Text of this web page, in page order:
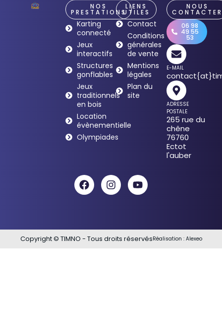
NOS
PRESTATIONS
Karting
connecté
Jeux
interactifs
Structures
gonflables
Jeux
traditionnels
en bois
Location
évènementielle
Olympiades
LIENS
UTILES
Contact
Conditions
générales
de vente
Mentions
légales
Plan du
site
NOUS
CONTACTER
06 98
49 55
53
E-MAIL
ADRESSE
POSTALE
265 rue du
chêne
76760
Ectot
l'auber
Copyright © TIMNO - Tous droits réservésRéalisation : Alexeo